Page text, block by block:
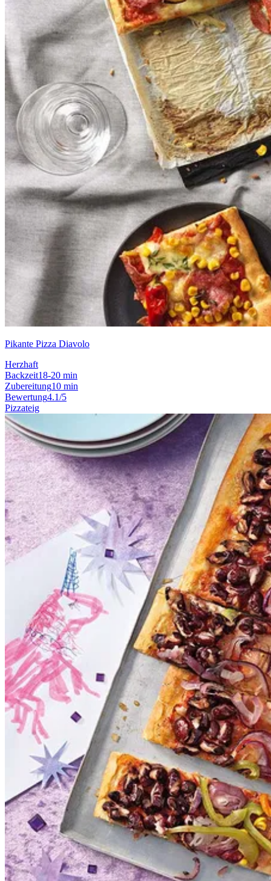
Pikante Pizza Diavolo
Herzhaft
Backzeit18-20 min
Zubereitung10 min
Bewertung4.1/5
Pizzateig